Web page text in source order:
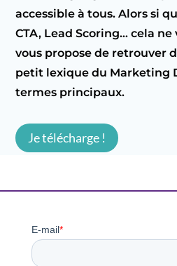
accessible à tous. Alors si
CTA, Lead Scoring… cela
vous propose de retrouver
petit lexique du Marketing
termes principaux.
Je télécharge !